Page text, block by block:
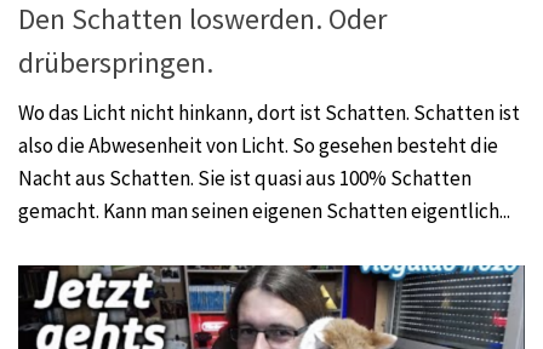
Den Schatten loswerden. Oder
drüberspringen.
Wo das Licht nicht hinkann, dort ist Schatten. Schatten ist
also die Abwesenheit von Licht. So gesehen besteht die
Nacht aus Schatten. Sie ist quasi aus 100% Schatten
gemacht. Kann man seinen eigenen Schatten eigentlich...